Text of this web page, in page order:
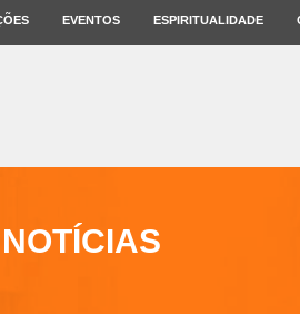
EVENTOS ESPIRITUALIDADE